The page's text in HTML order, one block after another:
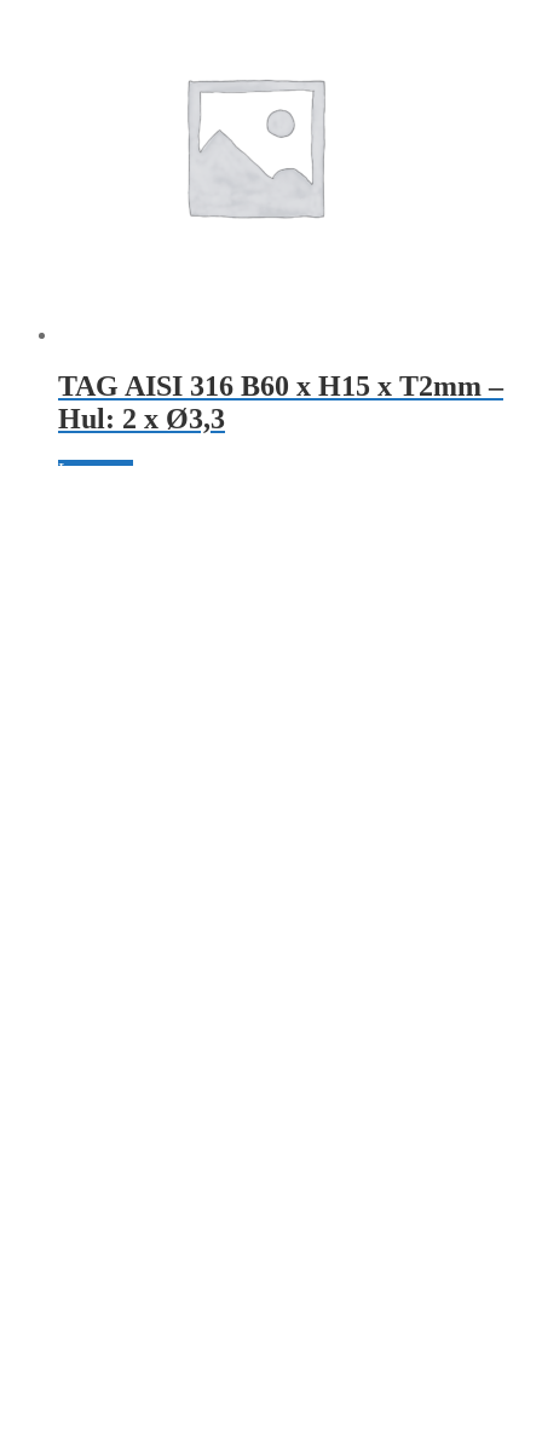
TAG AISI 316 B60 x H15 x T2mm –
Hul: 2 x Ø3,3
Læs mere